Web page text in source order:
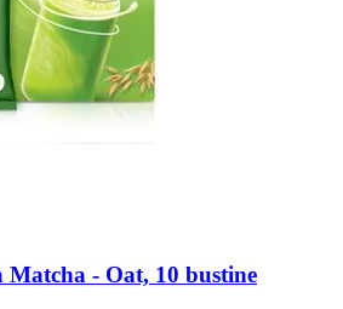
Matcha -​ Oat, 10 bustine